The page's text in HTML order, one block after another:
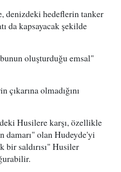
denizdeki hedeflerin tanker
da kapsayacak şekilde
oluşturduğu emsal"
olmadığını
Husilere karşı, özellikle
damarı" olan Hudeyde'yi
bir saldırısı" Husiler